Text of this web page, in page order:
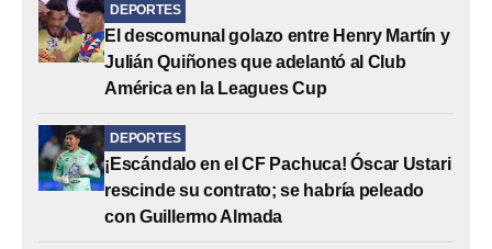
DEPORTES
El descomunal golazo entre Henry Martín y
Julián Quiñones que adelantó al Club
América en la Leagues Cup
DEPORTES
¡Escándalo en el CF Pachuca! Óscar Ustari
rescinde su contrato; se habría peleado
con Guillermo Almada